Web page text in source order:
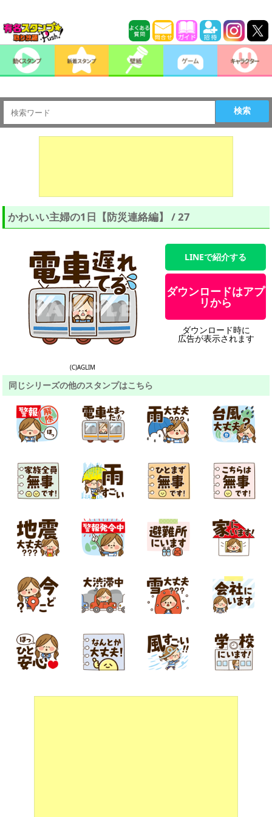
検索
かわいい主婦の1日【防災連絡編】 / 27
(C)AGLIM
LINEで紹介する
ダウンロードはアプ
リから
ダウンロード時に
広告が表示されます
同じシリーズの他のスタンプはこちら